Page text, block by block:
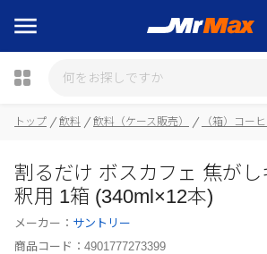
瓶詰
トップ 飲料 飲料（ケース販売） （箱）コー
割るだけ ボスカフェ 焦が
釈用 1箱 (340ml×12本)
メーカー： サントリー
商品コード： 4901777273399